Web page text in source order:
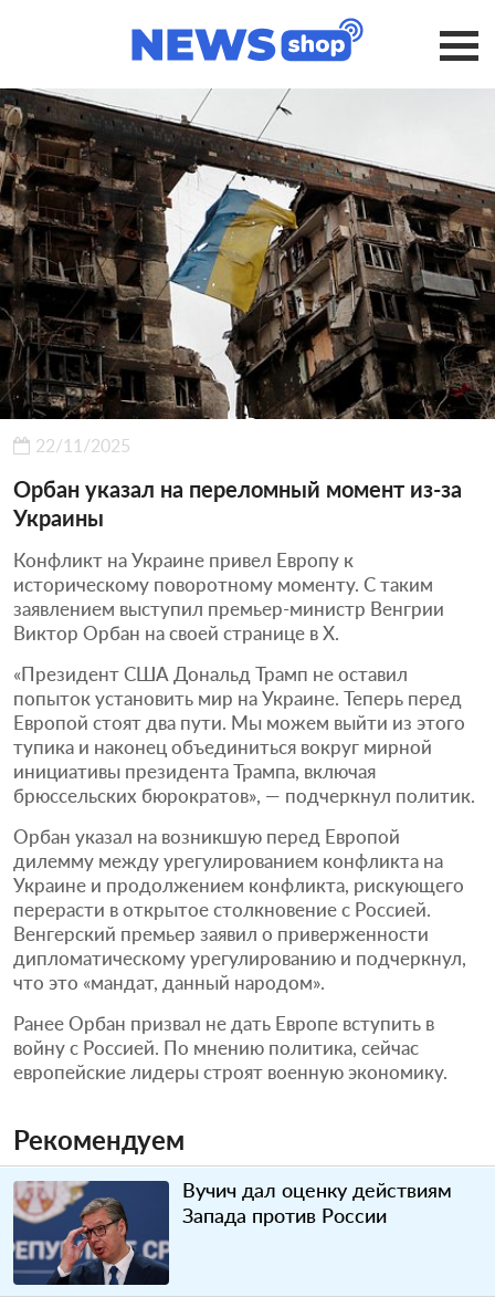
22/11/2025
Орбан указал на переломный момент из-за
Украины
Конфликт на Украине привел Европу к
историческому поворотному моменту. С таким
заявлением выступил премьер-министр Венгрии
Виктор Орбан на своей странице в X.
«Президент США Дональд Трамп не оставил
попыток установить мир на Украине. Теперь перед
Европой стоят два пути. Мы можем выйти из этого
тупика и наконец объединиться вокруг мирной
инициативы президента Трампа, включая
брюссельских бюрократов», — подчеркнул политик.
Орбан указал на возникшую перед Европой
дилемму между урегулированием конфликта на
Украине и продолжением конфликта, рискующего
перерасти в открытое столкновение с Россией.
Венгерский премьер заявил о приверженности
дипломатическому урегулированию и подчеркнул,
что это «мандат, данный народом».
Ранее Орбан призвал не дать Европе вступить в
войну с Россией. По мнению политика, сейчас
европейские лидеры строят военную экономику.
Рекомендуем
Вучич дал оценку действиям
Запада против России